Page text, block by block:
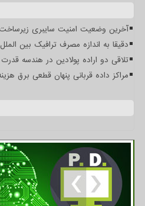
آخرین وضعیت امنیت سایبری
دقیقا به اندازه مصرف ترافیک بین
تلاقی دو اراده پولادین در هندسه قدرت
مراکز داده قربانی پنهان قطعی برق